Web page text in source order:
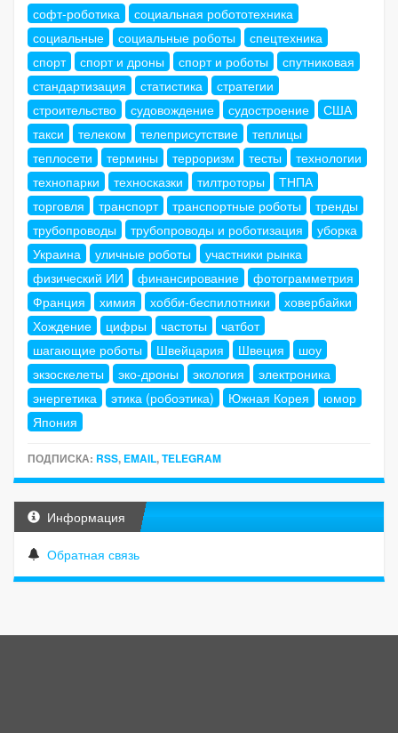
софт-роботика
социальная робототехника
социальные
социальные роботы
спецтехника
спорт
спорт и дроны спорт и роботы
спутниковая
стандартизация
статистика
стратегии
строительство
судовождение судостроение
США
такси
телеком телеприсутствие
теплицы
теплосети
термины терроризм тесты
технологии
технопарки
техносказки тилтроторы
ТНПА
торговля
транспорт транспортные роботы
тренды
трубопроводы
трубопроводы и роботизация
уборка
Украина
уличные роботы
участники рынка
физический ИИ
финансирование
фотограмметрия
Франция
химия хобби-беспилотники
ховербайки
Хождение
цифры частоты
чатбот
шагающие роботы
Швейцария Швеция
шоу
экзоскелеты
эко-дроны экология
электроника
энергетика
этика (робоэтика) Южная Корея
юмор
Япония
ПОДПИСКА: RSS, EMAIL,TELEGRAM
Информация
Обратная связь